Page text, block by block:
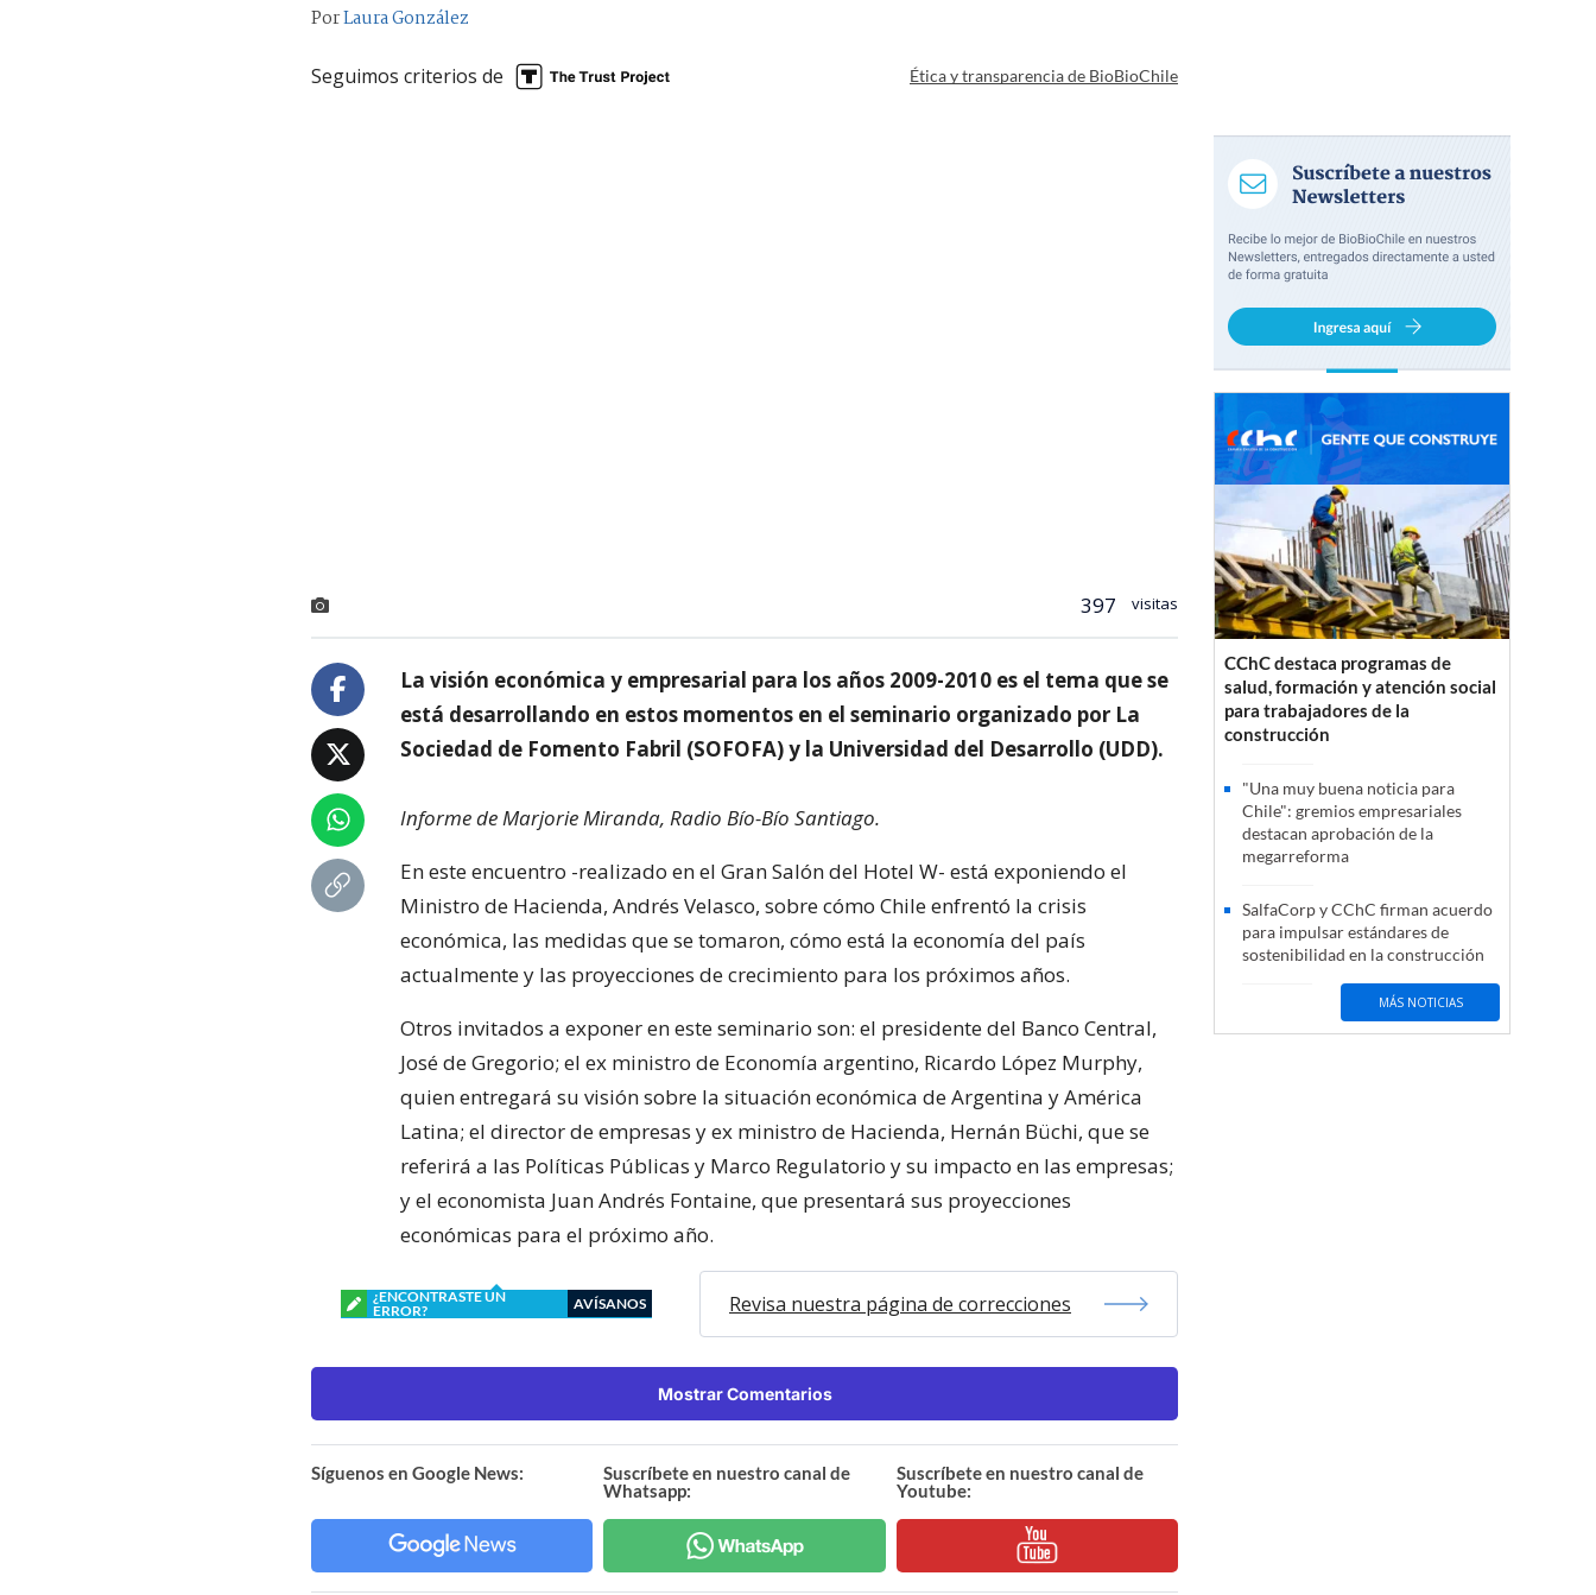
PorLaura González
Seguimos criterios de Ética y transparencia de BioBioChile
397 visitas
La visión económica y empresarial para los años 2009-2010 es el tema que se
está desarrollando en estos momentos en el seminario organizado por La
Sociedad de Fomento Fabril (SOFOFA) y la Universidad del Desarrollo (UDD).
Informe de Marjorie Miranda, Radio Bío-Bío Santiago.
En este encuentro -realizado en el Gran Salón del Hotel W- está exponiendo el
Ministro de Hacienda, Andrés Velasco, sobre cómo Chile enfrentó la crisis
económica, las medidas que se tomaron, cómo está la economía del país
actualmente y las proyecciones de crecimiento para los próximos años.
Otros invitados a exponer en este seminario son: el presidente del Banco Central,
José de Gregorio; el ex ministro de Economía argentino, Ricardo López Murphy,
quien entregará su visión sobre la situación económica de Argentina y América
Latina; el director de empresas y ex ministro de Hacienda, Hernán Büchi, que se
referirá a las Políticas Públicas y Marco Regulatorio y su impacto en las empresas;
y el economista Juan Andrés Fontaine, que presentará sus proyecciones
económicas para el próximo año.
¿ENCONTRASTE UN
ERROR?
AVÍSANOS Revisa nuestra página de correcciones
Mostrar Comentarios
Síguenos en Google News:
Suscríbete en nuestro canal de
Whatsapp:
Suscríbete en nuestro canal de
Youtube:
CChC destaca programas de
salud, formación y atención social
para trabajadores de la
construcción
"Una muy buena noticia para
Chile": gremios empresariales
destacan aprobación de la
megarreforma
SalfaCorp y CChC firman acuerdo
para impulsar estándares de
sostenibilidad en la construcción
MÁS NOTICIAS